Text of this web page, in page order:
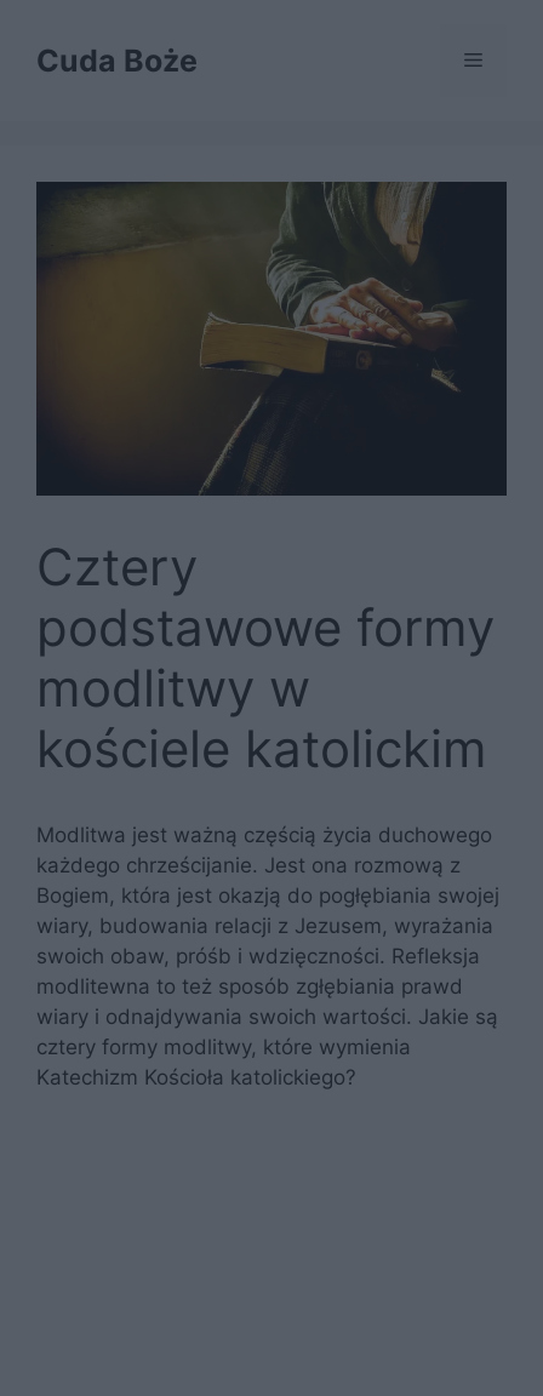
treściCuda Boże Menu
Cztery
podstawowe formy
modlitwy w
kościele katolickim
Modlitwa jest ważną częścią życia duchowego
każdego chrześcijanie. Jest ona rozmową z
Bogiem, która jest okazją do pogłębiania swojej
wiary, budowania relacji z Jezusem, wyrażania
swoich obaw, próśb i wdzięczności. Refleksja
modlitewna to też sposób zgłębiania prawd
wiary i odnajdywania swoich wartości. Jakie są
cztery formy modlitwy, które wymienia
Katechizm Kościoła katolickiego?